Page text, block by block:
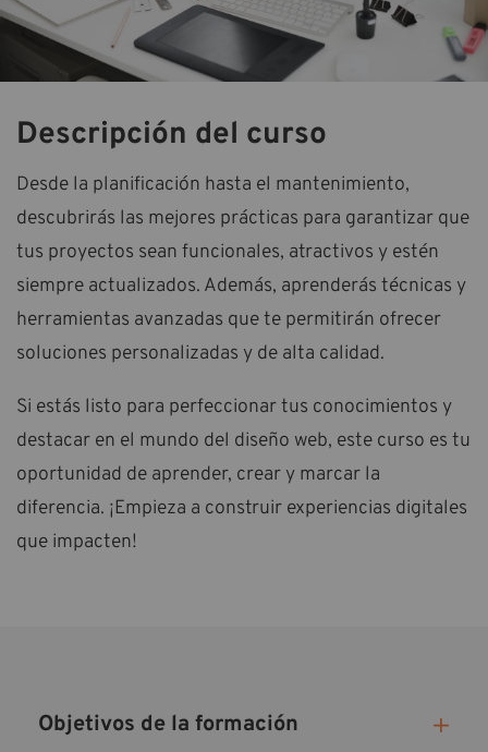
Descripción del curso
Desde la planificación hasta el mantenimiento,
descubrirás las mejores prácticas para garantizar que
tus proyectos sean funcionales, atractivos y estén
siempre actualizados. Además, aprenderás técnicas y
herramientas avanzadas que te permitirán ofrecer
soluciones personalizadas y de alta calidad.
Si estás listo para perfeccionar tus conocimientos y
destacar en el mundo del diseño web, este curso es tu
oportunidad de aprender, crear y marcar la
diferencia. ¡Empieza a construir experiencias digitales
que impacten!
Objetivos de la formación